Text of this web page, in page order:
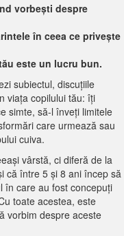
vorbești despre
în ceea ce privește
este un lucru bun.
subiectul, discuțiile
viața copilului tău: îți
simte, să-l înveți limitele
care urmează sau
cuiva.
vârstă, ci diferă de la
că între 5 și 8 ani încep să
în care au fost concepuți
toate acestea, este
vorbim despre aceste